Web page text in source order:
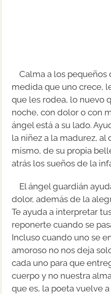
Calma a los pequeños
medida que uno crece,
que les rodea, lo nuevo
noche, con dolor o con
ángel está a su lado.
la niñez a la madurez,
mismo, de su propia
atrás los sueños de la
El ángel guardián
dolor, además de la
Te ayuda a interpretar
reponerte cuando se
Incluso cuando uno se
amoroso no nos deja
cada uno para que
cuerpo y no nuestra
que es, la poeta vuelve